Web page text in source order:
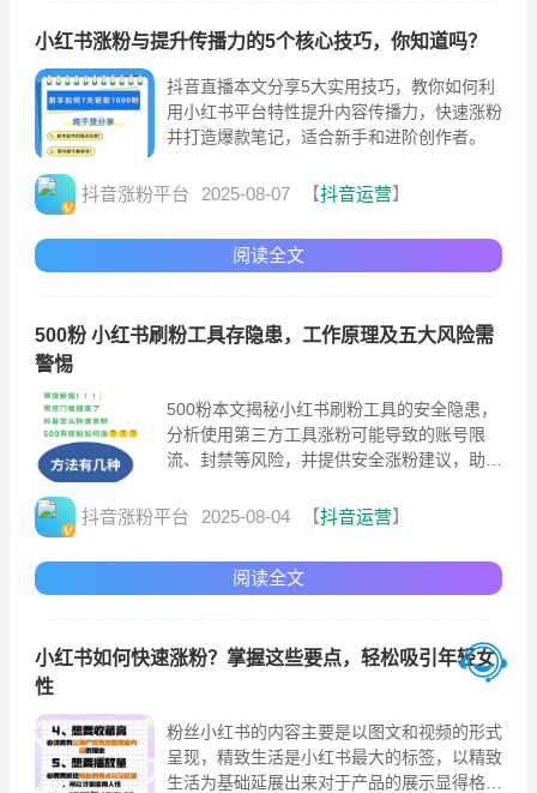
小红书涨粉与提升传播力的5个核心技巧，你知道吗？
抖音直播本文分享5大实用技巧，教你如何利
用小红书平台特性提升内容传播力，快速涨粉
并打造爆款笔记，适合新手和进阶创作者。
抖音涨粉平台 2025-08-07 【抖音运营】
阅读全文
500粉 小红书刷粉工具存隐患，工作原理及五大风险需
警惕
500粉本文揭秘小红书刷粉工具的安全隐患，
分析使用第三方工具涨粉可能导致的账号限
流、封禁等风险，并提供安全涨粉建议，助你
抖音涨粉平台 2025-08-04 【抖音运营】
阅读全文
小红书如何快速涨粉？掌握这些要点，轻松吸引年轻女
性
粉丝小红书的内容主要是以图文和视频的形式
呈现，精致生活是小红书最大的标签，以精致
生活为基础延展出来对于产品的展示显得格外